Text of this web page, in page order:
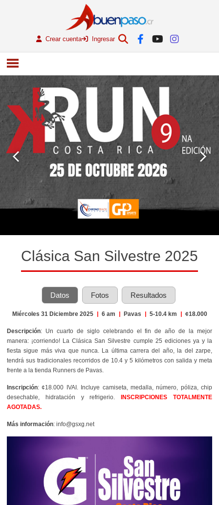
Crear cuenta Ingresar
Clásica San Silvestre 2025
Datos Fotos Resultados
Miércoles 31 Diciembre 2025 | 6 am | Pavas | 5-10.4 km | ¢18.000
Descripción: Un cuarto de siglo celebrando el fin de año de la mejor
manera: ¡corriendo! La Clásica San Silvestre cumple 25 ediciones ya y la
fiesta sigue más viva que nunca. La última carrera del año, la del zarpe,
tendrá sus tradicionales recorridos de 10.4 y 5 kilómetros con salida y meta
frente a la tienda Runners de Pavas.
Inscripción: ¢18.000 IVAI. Incluye camiseta, medalla, número, póliza, chip
desechable, hidratación y refrigerio.INSCRIPCIONES TOTALMENTE
AGOTADAS.
Más información: info@gsxg.net